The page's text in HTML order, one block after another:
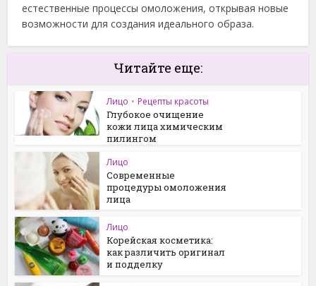
естественные процессы омоложения, открывая новые
возможности для создания идеального образа.
Читайте еще:
Лицо • Рецепты красоты
Глубокое очищение
кожи лица химическим
пилингом
Лицо
Современные
процедуры омоложения
лица
Лицо
Корейская косметика:
как различить оригинал
и подделку